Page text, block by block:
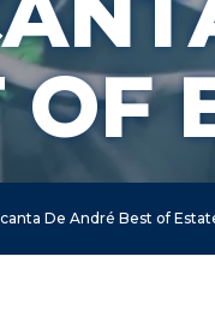
OF
De André Best of